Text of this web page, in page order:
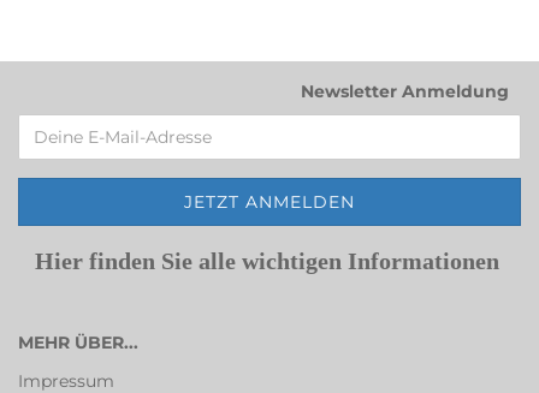
Newsletter Anmeldung
Hier finden Sie alle wichtigen Informationen
MEHR ÜBER...
Impressum